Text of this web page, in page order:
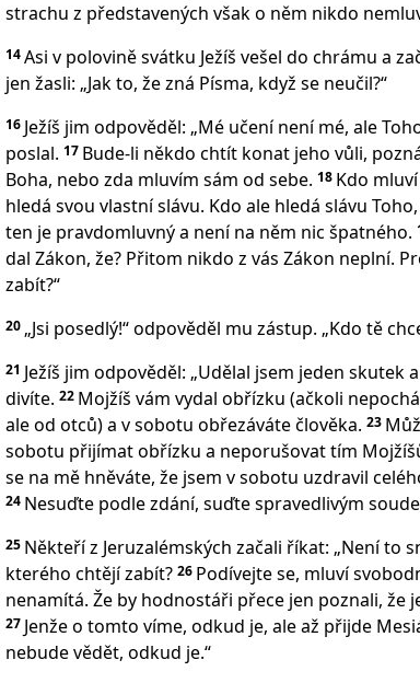
strachu z představených však o něm nikdo
14Asi v polovině svátku Ježíš vešel do chrámu a
jen žasli: „Jak to, že zná Písma, když se neučil?“
16 Ježíš jim odpověděl: „Mé učení není mé, ale
poslal. 17 Bude-li někdo chtít konat jeho vůli,
Boha, nebo zda mluvím sám od sebe. 18 Kdo
hledá svou vlastní slávu. Kdo ale hledá slávu
ten je pravdomluvný a není na něm nic špatného.
dal Zákon, že? Přitom nikdo z vás Zákon neplní.
zabít?“
20 „Jsi posedlý!“ odpověděl mu zástup. „Kdo tě
21 Ježíš jim odpověděl: „Udělal jsem jeden skutek
divíte. 22 Mojžíš vám vydal obřízku (ačkoli
ale od otců) a v sobotu obřezáváte člověka. 23
sobotu přijímat obřízku a neporušovat tím
se na mě hněváte, že jsem v sobotu uzdravil
24 Nesuďte podle zdání, suďte spravedlivým
25 Někteří z Jeruzalémských začali říkat: „Není to
kterého chtějí zabít? 26 Podívejte se, mluví
nenamítá. Že by hodnostáři přece jen poznali, že
27 Jenže o tomto víme, odkud je, ale až přijde
nebude vědět, odkud je.“